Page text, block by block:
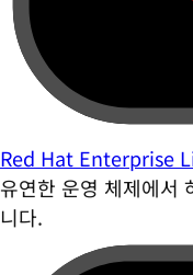
Red Hat Enterprise
유연한 운영 체제에서
니다.